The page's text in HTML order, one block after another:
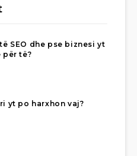
SEO dhe pse biznesi yt
për të?
yt po harxhon vaj?